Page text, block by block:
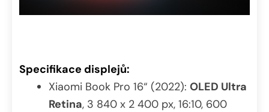
Specifikace displejů:
Xiaomi Book Pro 16“ (2022): OLED Ultra
Retina, 3 840 x 2 400 px, 16:10, 600